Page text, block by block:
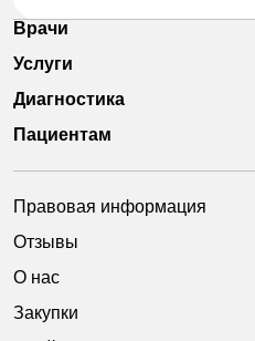
Врачи
Услуги
Диагностика
Пациентам
Правовая информация
Отзывы
О нас
Закупки